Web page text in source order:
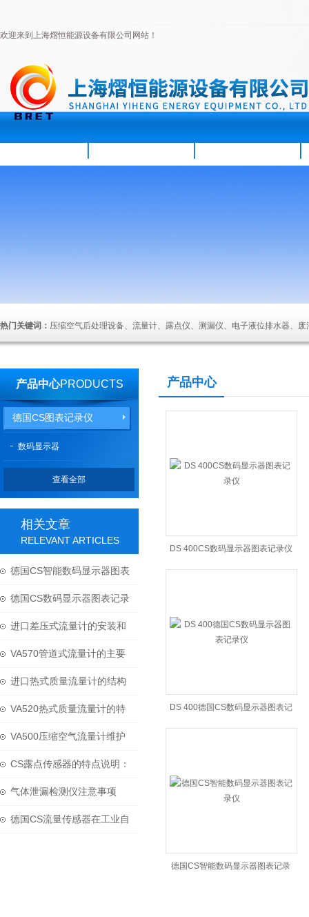
欢迎来到上海熠恒能源设备有限公司网站！
热门关键词： 压缩空气后处理设备、流量计、露点仪、测漏仪、电子液位排水器、
产品中心PRODUCTS
德国CS图表记录仪
数码显示器
查看全部
相关文章
RELEVANT ARTICLES
德国CS智能数码显示器图表
记录仪的优势
德国CS数码显示器图表记录
仪的标准配置
进口差压式流量计的安装和
测量误差分析介绍
VA570管道式流量计的主要
应用领域
进口热式质量流量计的结构
设计与性能优化
VA520热式质量流量计的特
点，你了解多少？
VA500压缩空气流量计维护
保养的注意事项
CS露点传感器的特点说明：
气体泄漏检测仪注意事项
德国CS流量传感器在工业自
产品中心
DS 400CS数码显示器图表记录仪
DS 400德国CS数码显示器图表记
德国CS智能数码显示器图表记录